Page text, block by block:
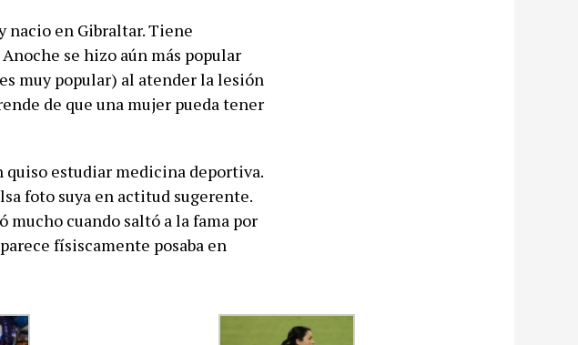
nacio en Gibraltar. Tiene
se hizo aún más popular
muy popular) al atender la lesión
de que una mujer pueda tener
quiso estudiar medicina deportiva.
foto suya en actitud sugerente.
mucho cuando saltó a la fama por
físiscamente posaba en